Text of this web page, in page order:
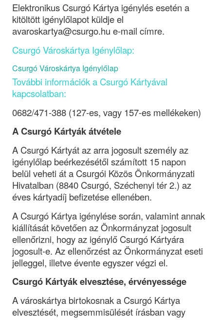
Elektronikus Csurgó Kártya igénylés esetén a
kitöltött igénylőlapot küldje el
avaroskartya@csurgo.hu e-mail címre.
Csurgó Városkártya Igénylőlap:
Csurgó Városkártya Igénylőlap
További információk a Csurgó Kártyával
kapcsolatban:
0682/471-388 (127-es, vagy 157-es mellékeken)
A Csurgó Kártyák átvétele
A Csurgó Kártyát az arra jogosult személy az
igénylőlap beérkezésétől számított 15 napon
belül veheti át a Csurgói Közös Önkormányzati
Hivatalban (8840 Csurgó, Széchenyi tér 2.) az
éves kártyadíj befizetése ellenében.
A Csurgó Kártya igénylése során, valamint annak
kiállítását követően az Önkormányzat jogosult
ellenőrizni, hogy az igénylő Csurgó Kártyára
jogosult-e. Az ellenőrzést az Önkormányzat eseti
jelleggel, illetve évente egyszer végzi el.
Csurgó Kártyák elvesztése, érvényessége
A városkártya birtokosnak a Csurgó Kártya
elvesztését, megsemmisülését írásban vagy